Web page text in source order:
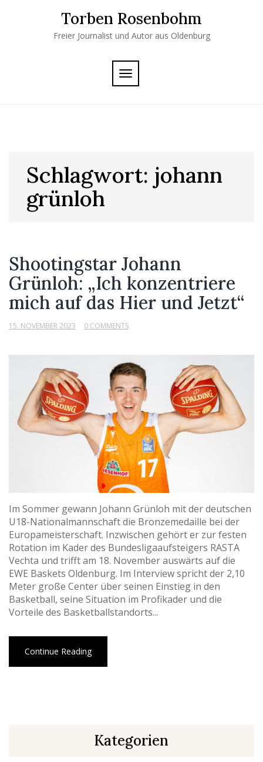
Torben Rosenbohm
Freier Journalist und Autor aus Oldenburg
TOGGLE
NAVIGATION
Schlagwort: johann
grünloh
Shootingstar Johann
Grünloh: „Ich konzentriere
mich auf das Hier und Jetzt“
15. NOVEMBER 2023 0 COMMENTS
Im Sommer gewann Johann Grünloh mit der deutschen
U18-Nationalmannschaft die Bronzemedaille bei der
Europameisterschaft. Inzwischen gehört er zur festen
Rotation im Kader des Bundesligaaufsteigers RASTA
Vechta und trifft am 18. November auswärts auf die
EWE Baskets Oldenburg. Im Interview spricht der 2,10
Meter große Center über seinen Einstieg in den
Basketball, seine Situation im Profikader und die
Vorteile des Basketballstandorts...
Continue Reading
Kategorien